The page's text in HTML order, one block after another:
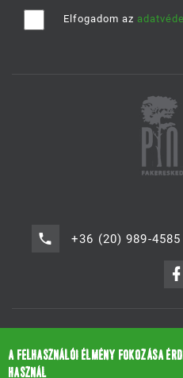
Elfogadom az
+36 (20) 989-4585
A FELHASZNÁLÓI ÉLMÉNY FOKOZÁSA
HASZNÁL